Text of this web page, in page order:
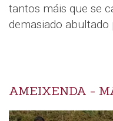
tantos máis que se
demasiado
AMEIXENDA -